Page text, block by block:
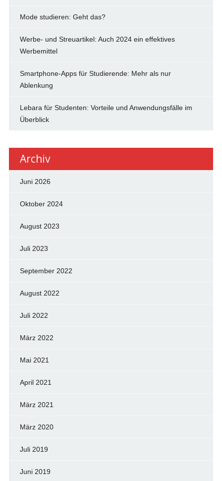
Mode studieren: Geht das?
Werbe- und Streuartikel: Auch 2024 ein effektives
Werbemittel
Smartphone-Apps für Studierende: Mehr als nur
Ablenkung
Lebara für Studenten: Vorteile und Anwendungsfälle im
Überblick
Archiv
Juni 2026
Oktober 2024
August 2023
Juli 2023
September 2022
August 2022
Juli 2022
März 2022
Mai 2021
April 2021
März 2021
März 2020
Juli 2019
Juni 2019